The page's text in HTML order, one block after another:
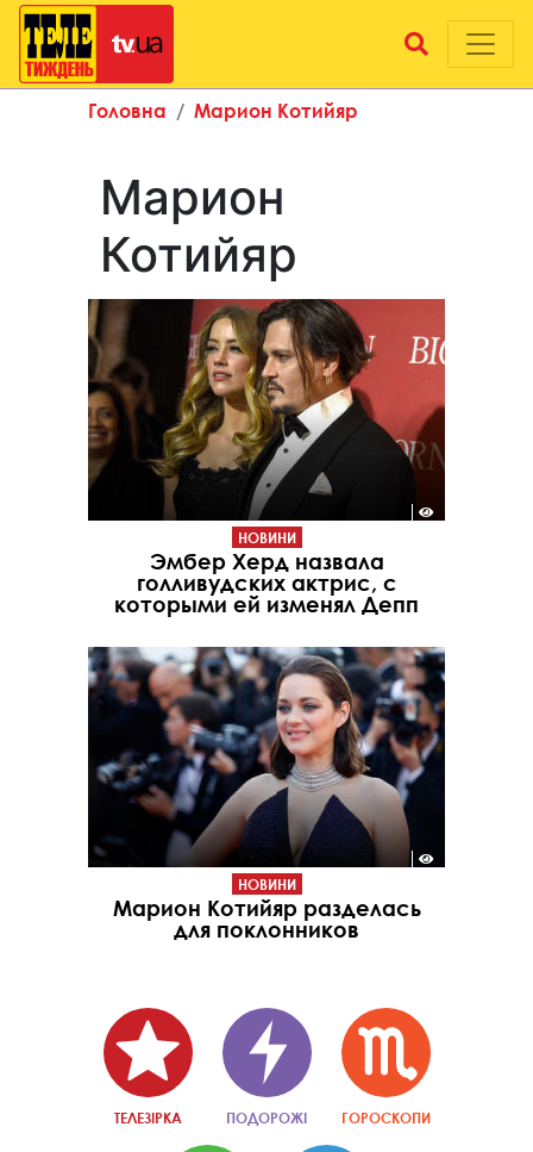
Головна Марион Котийяр
Марион
Котийяр
НОВИНИ
Эмбер Херд назвала
голливудских актрис, с
которыми ей изменял Депп
НОВИНИ
Марион Котийяр разделась
для поклонников
ТЕЛЕЗІРКА ПОДОРОЖІ ГОРОСКОПИ